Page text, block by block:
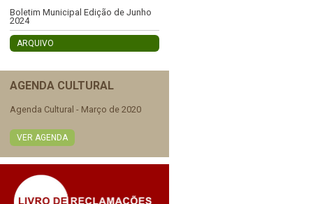
Boletim Municipal Edição de Junho
2024
ARQUIVO
AGENDA CULTURAL
Agenda Cultural - Março de 2020
VER AGENDA